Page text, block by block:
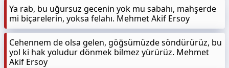
Ya rab, bu uğursuz gecenin yok mu sabahı, mahşerde
mi biçarelerin, yoksa felahı. Mehmet Akif Ersoy
Cehennem de olsa gelen, göğsümüzde söndürürüz, bu
yol ki hak yoludur dönmek bilmez yürürüz. Mehmet
Akif Ersoy